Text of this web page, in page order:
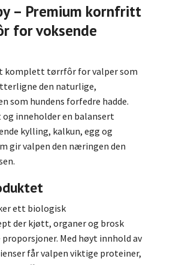
– Premium kornfritt
for voksende
komplett tørrfôr for valper som
den naturlige,
som hundens forfedre hadde.
inneholder en balansert
kylling, kalkun, egg og
gir valpen den næringen den
ett biologisk
der kjøtt, organer og brosk
Med høyt innhold av
får valpen viktige proteiner,